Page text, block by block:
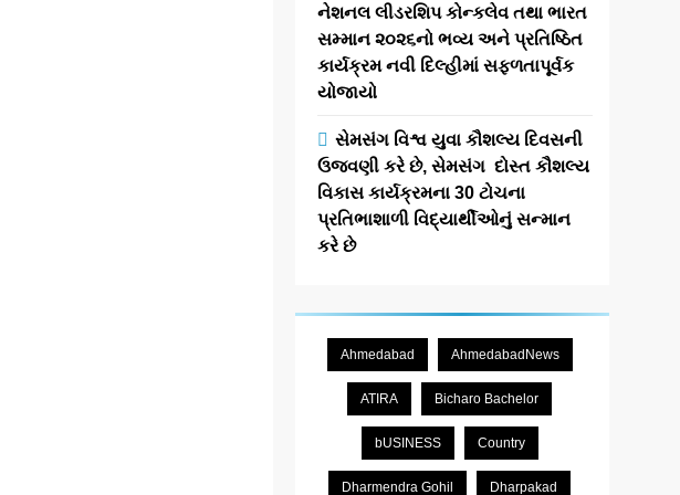
ડો. કાશીનાથ :
૨૦૩૨થી કલકી
અવતારની
નવા યુગના
એંધાણ
newsaaspaas1
પિરાણા રોડ સ્થિત
શ્રી નિમ્બાર્ક
નારાયણ તીર્થધામ
પ્રેરણા પીઠ ખાતે
આજે પ્રાચીન
જ્ઞાનના સંશોધક
નેશનલ લીડરશિપ કોન્કલેવ તથા ભારત
સમ્માન ૨૦૨૬નો ભવ્ય અને પ્રતિષ્ઠિત
કાર્યક્રમ નવી દિલ્હીમાં સફળતાપૂર્વક
યોજાયો
સેમસંગ વિશ્વ યુવા કૌશલ્ય દિવસની
ઉજવણી કરે છે, સેમસંગ દોસ્ત કૌશલ્ય
વિકાસ કાર્યક્રમના 30 ટોચના
પ્રતિભાશાળી વિદ્યાર્થીઓનું સન્માન
કરે છે
Ahmedabad AhmedabadNews
ATIRA Bicharo Bachelor
bUSINESS Country
Dharmendra Gohil Dharpakad